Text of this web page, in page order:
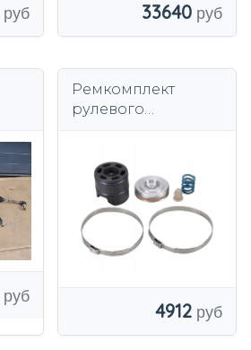
33640
Ремкомплект
рулевого
6891974
4912